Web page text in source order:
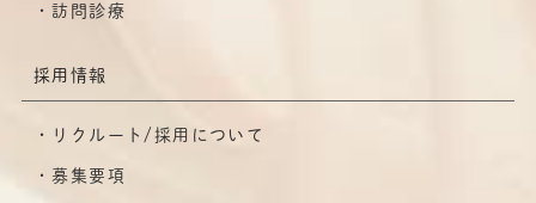
訪問診療
採用情報
リクルート/採用について
募集要項